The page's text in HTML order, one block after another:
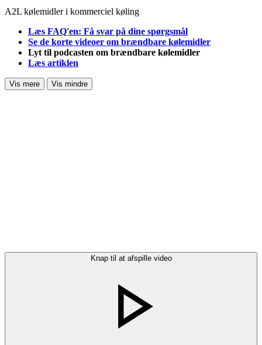
A2L kølemidler i kommerciel køling
Læs FAQ'en: Få svar på dine spørgsmål
Se de korte videoer om brændbare kølemidler
Lyt til podcasten om brændbare kølemidler
Læs artiklen
Vis mere Vis mindre
Knap til at afspille video